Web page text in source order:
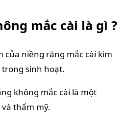
mắc cài là gì ?
của niềng răng mắc cài kim
sinh hoạt.
không mắc cài là một
thẩm mỹ.